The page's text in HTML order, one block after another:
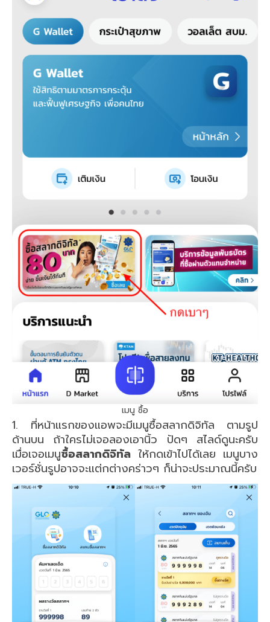
เมนู ซื้อ
1. ที่หน้าแรกของแอพจะมีเมนูซื้อสลากดิจิทัล ตามรูป
ด้านบน ถ้าใครไม่เจอลองเอานิ้ว ปัดๆ สไลด์ดูนะครับ
เมื่อเจอเมนูซื้อสลากดิจิทัล ให้กดเข้าไปได้เลย เมนูบาง
เวอร์ชั่นรูปอาจจะแต่กต่างคร่าวๆ ก็น่าจะประมาณนี้ครับ